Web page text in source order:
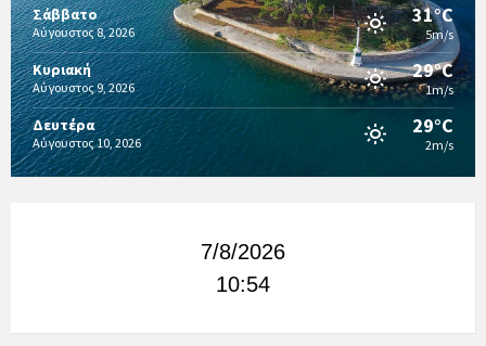
Σάββατο
Αύγουστος 8, 2026
31°C
5m/s
Κυριακή
Αύγουστος 9, 2026
29°C
1m/s
Δευτέρα
Αύγουστος 10, 2026
29°C
2m/s
7/8/2026
10:54